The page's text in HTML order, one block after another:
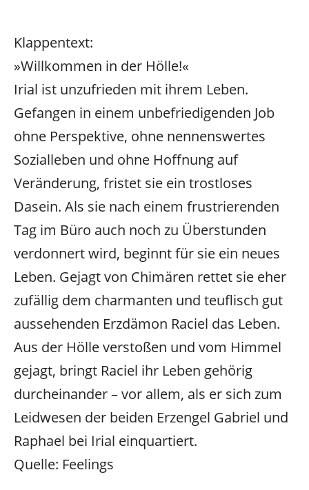
Klappentext:
»Willkommen in der Hölle!«
Irial ist unzufrieden mit ihrem Leben.
Gefangen in einem unbefriedigenden Job
ohne Perspektive, ohne nennenswertes
Sozialleben und ohne Hoffnung auf
Veränderung, fristet sie ein trostloses
Dasein. Als sie nach einem frustrierenden
Tag im Büro auch noch zu Überstunden
verdonnert wird, beginnt für sie ein neues
Leben. Gejagt von Chimären rettet sie eher
zufällig dem charmanten und teuflisch gut
aussehenden Erzdämon Raciel das Leben.
Aus der Hölle verstoßen und vom Himmel
gejagt, bringt Raciel ihr Leben gehörig
durcheinander – vor allem, als er sich zum
Leidwesen der beiden Erzengel Gabriel und
Raphael bei Irial einquartiert.
Quelle: Feelings